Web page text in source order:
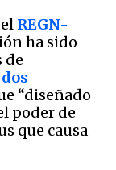
REGN-
ha sido
de
“diseñado
poder de
que causa